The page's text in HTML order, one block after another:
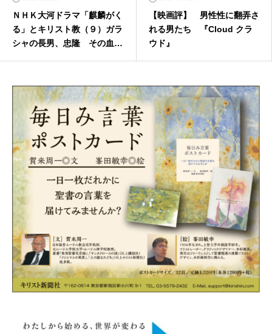
ＮＨＫ大河ドラマ「麒麟がく
る」とキリスト教（９）ガラ
シャの長男、忠隆 その血は
【映画評】 男性性に翻弄さ
れる男たち 『Cloud クラ
ウド』